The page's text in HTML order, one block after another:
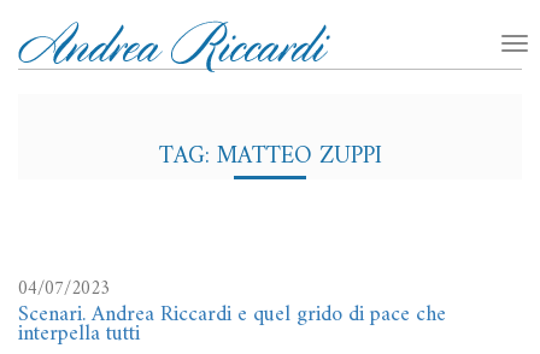
TAG: MATTEO ZUPPI
04/07/2023
Scenari. Andrea Riccardi e quel grido di pace che
interpella tutti